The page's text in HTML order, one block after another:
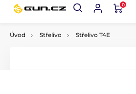
0
Úvod Střelivo Střelivo T4E